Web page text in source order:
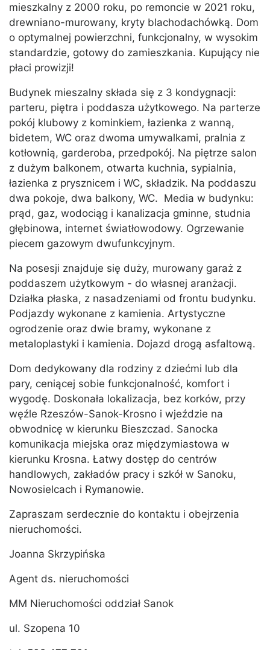
mieszkalny z 2000 roku, po remoncie w 2021 roku,
drewniano-murowany, kryty blachodachówką. Dom
o optymalnej powierzchni, funkcjonalny, w wysokim
standardzie, gotowy do zamieszkania. Kupujący nie
płaci prowizji!
Budynek mieszalny składa się z 3 kondygnacji:
parteru, piętra i poddasza użytkowego. Na parterze
pokój klubowy z kominkiem, łazienka z wanną,
bidetem, WC oraz dwoma umywalkami, pralnia z
kotłownią, garderoba, przedpokój. Na piętrze salon
z dużym balkonem, otwarta kuchnia, sypialnia,
łazienka z prysznicem i WC, składzik. Na poddaszu
dwa pokoje, dwa balkony, WC. Media w budynku:
prąd, gaz, wodociąg i kanalizacja gminne, studnia
głębinowa, internet światłowodowy. Ogrzewanie
piecem gazowym dwufunkcyjnym.
Na posesji znajduje się duży, murowany garaż z
poddaszem użytkowym - do własnej aranżacji.
Działka płaska, z nasadzeniami od frontu budynku.
Podjazdy wykonane z kamienia. Artystyczne
ogrodzenie oraz dwie bramy, wykonane z
metaloplastyki i kamienia. Dojazd drogą asfaltową.
Dom dedykowany dla rodziny z dziećmi lub dla
pary, ceniącej sobie funkcjonalność, komfort i
wygodę. Doskonała lokalizacja, bez korków, przy
węźle Rzeszów-Sanok-Krosno i wjeździe na
obwodnicę w kierunku Bieszczad. Sanocka
komunikacja miejska oraz międzymiastowa w
kierunku Krosna. Łatwy dostęp do centrów
handlowych, zakładów pracy i szkół w Sanoku,
Nowosielcach i Rymanowie.
Zapraszam serdecznie do kontaktu i obejrzenia
nieruchomości.
Joanna Skrzypińska
Agent ds. nieruchomości
MM Nieruchomości oddział Sanok
ul. Szopena 10